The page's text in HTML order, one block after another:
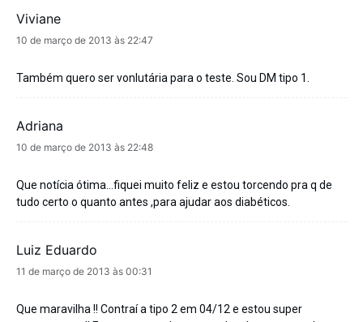
Viviane
disse:
10 de março de 2013 às 22:47
Também quero ser vonlutária para o teste. Sou DM tipo 1.
Adriana
disse:
10 de março de 2013 às 22:48
Que notícia ótima…fiquei muito feliz e estou torcendo pra q de
tudo certo o quanto antes ,para ajudar aos diabéticos.
Luiz Eduardo
disse:
11 de março de 2013 às 00:31
Que maravilha !! Contraí a tipo 2 em 04/12 e estou super